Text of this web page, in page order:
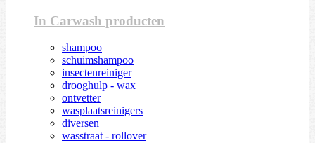
In Carwash producten
shampoo
schuimshampoo
insectenreiniger
drooghulp - wax
ontvetter
wasplaatsreinigers
diversen
wasstraat - rollover